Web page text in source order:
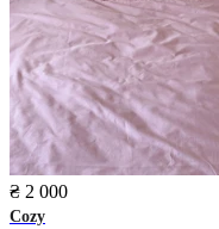
₴ 2 000
Cozy